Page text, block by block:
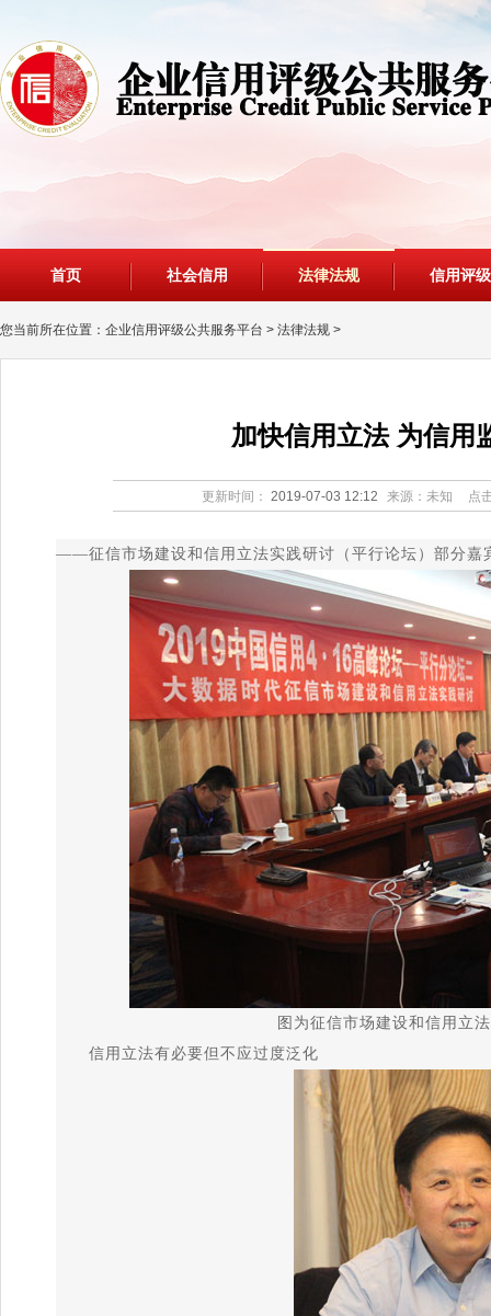
首页 社会信用 法律法规 信用评级
您当前所在位置： 企业信用评级公共服务平台 > 法律法规 >
加快信用立法 为信用
更新时间： 2019-07-03 12:12 来源：未知 点
——征信市场建设和信用立法实践研讨（平行论坛）部分嘉
图为征信市场建设和信用立
信用立法有必要但不应过度泛化